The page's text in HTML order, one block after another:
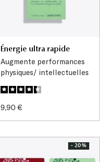
Énergie ultra rapide
Augmente performances
physiques/ intellectuelles
Prix
9,90 €
- 20%